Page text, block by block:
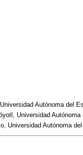
Autónoma del
Universidad
Universidad Autónoma